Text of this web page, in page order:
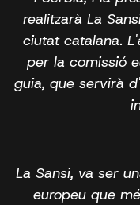
realitzarà La
ciutat catalana.
per la comissió
guia, que servirà
La Sansi, va ser
europeu que